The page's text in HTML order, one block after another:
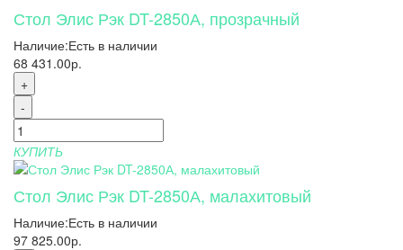
Стол Элис Рэк DT-2850А, прозрачный
Наличие:Есть в наличии
68 431.00р.
+
-
КУПИТЬ
Стол Элис Рэк DT-2850А, малахитовый
Наличие:Есть в наличии
97 825.00р.